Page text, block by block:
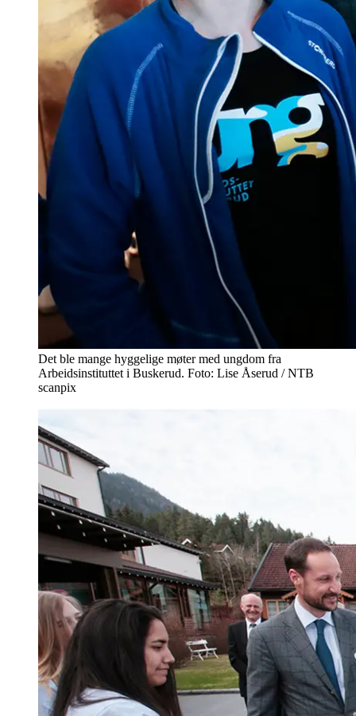
Det ble mange hyggelige møter med ungdom fra
Arbeidsinstituttet i Buskerud. Foto: Lise Åserud / NTB
scanpix